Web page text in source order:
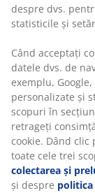
Ghid: Ce
Plăpumile sunt
Află mai multe
despre dvs.
statisticile și
Când acceptați
datele dvs. de
exemplu,
personalizate și
scopuri în
retrageți
cookie. Dând clic
toate cele trei
colectarea și
și despre